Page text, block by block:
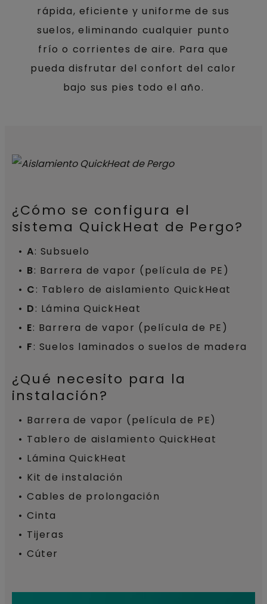
rápida, eficiente y uniforme de sus
suelos, eliminando cualquier punto
frío o corrientes de aire. Para que
pueda disfrutar del confort del calor
bajo sus pies todo el año.
¿Cómo se configura el
sistema QuickHeat de Pergo?
A: Subsuelo
B: Barrera de vapor (película de PE)
C: Tablero de aislamiento QuickHeat
D: Lámina QuickHeat
E: Barrera de vapor (película de PE)
F: Suelos laminados o suelos de madera
¿Qué necesito para la
instalación?
Barrera de vapor (película de PE)
Tablero de aislamiento QuickHeat
Lámina QuickHeat
Kit de instalación
Cables de prolongación
Cinta
Tijeras
Cúter